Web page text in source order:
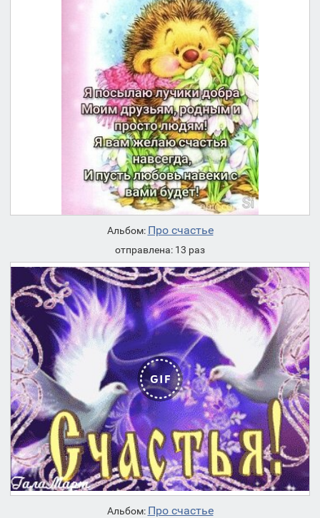
Альбом: Про счастье
отправлена: 13 раз
Альбом: Про счастье